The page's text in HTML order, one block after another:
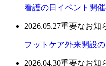
看護の日イベント開
2026.05.27重要なお知
フットケア外来開設
2026.04.30重要なお知